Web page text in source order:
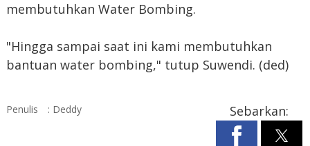
membutuhkan Water Bombing.
"Hingga sampai saat ini kami membutuhkan
bantuan water bombing," tutup Suwendi. (ded)
Penulis : Deddy Sebarkan: